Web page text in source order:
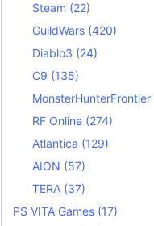
Steam (22)
GuildWars (420)
Diablo3 (24)
C9 (135)
MonsterHunterFrontier
RF Online (274)
Atlantica (129)
AION (57)
TERA (37)
PS VITA Games (17)